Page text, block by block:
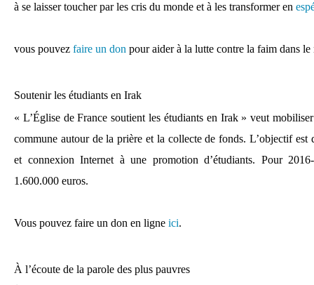
à se laisser toucher par les cris du monde et à les transformer en
vous pouvez faire un don pour aider à la lutte contre la faim dans le
Soutenir les étudiants en Irak
« L’Église de France soutient les étudiants en Irak » veut
commune autour de la prière et la collecte de fonds. L’objectif
et connexion Internet à une promotion d’étudiants. Pour
1.600.000 euros.
Vous pouvez faire un don en ligne ici.
À l’écoute de la parole des plus pauvres